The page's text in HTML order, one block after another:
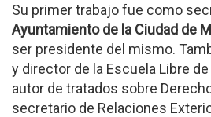
Su primer trabajo fue como
Ayuntamiento de la Ciudad de
ser presidente del mismo.
y director de la Escuela Libre
autor de tratados sobre
secretario de Relaciones